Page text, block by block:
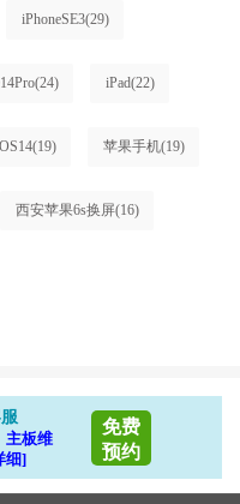
iPhoneSE3(29)
(24) iPad(22)
(19) 苹果手机(19)
西安苹果6s换屏(16)
主板维
细]
免费
预约